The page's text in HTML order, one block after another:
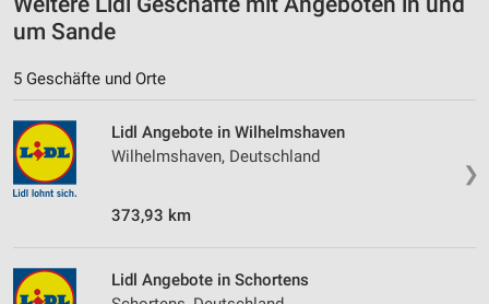
um Sande
5 Geschäfte und Orte
❯
Lidl Angebote in Wilhelmshaven
Wilhelmshaven, Deutschland
373,93 km
Lidl Angebote in Schortens
Informationen identifizieren
Notwendig
Performance
Funktional